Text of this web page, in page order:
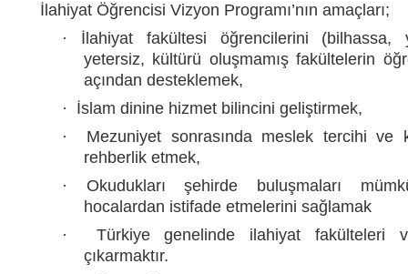
İlahiyat Öğrencisi Vizyon Programı’nın amaçları;
·
İlahiyat fakültesi öğrencilerini (bilhassa,
yetersiz, kültürü oluşmamış fakültelerin
açından desteklemek,
·
İslam dinine hizmet bilincini geliştirmek,
·
Mezuniyet sonrasında meslek tercihi ve
rehberlik etmek,
·
Okudukları şehirde buluşmaları
hocalardan istifade etmelerini sağlamak
·
Türkiye genelinde ilahiyat fakülteleri
çıkarmaktır.